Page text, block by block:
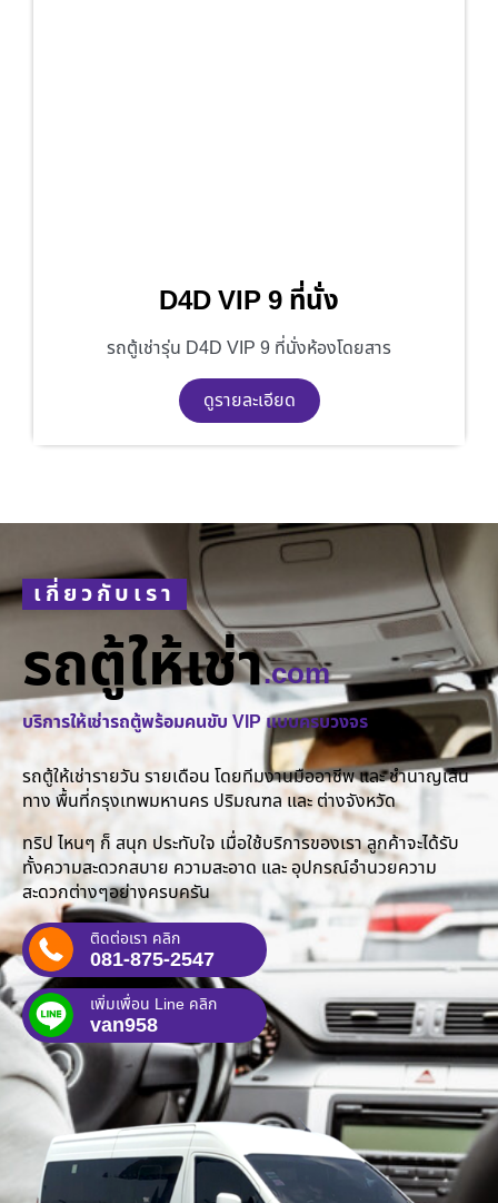
D4D VIP 9 ที่นั่ง
รถตู้เช่ารุ่น D4D VIP 9 ที่นั่งห้องโดยสาร
ดูรายละเอียด
เกี่ยวกับเรา
รถตู้ให้เช่า.com
บริการให้เช่ารถตู้พร้อมคนขับ VIP แบบครบวงจร
รถตู้ให้เช่ารายวัน รายเดือน โดยทีมงานมืออาชีพ และ ชำนาญเส้น
ทาง พื้นที่กรุงเทพมหานคร ปริมณฑล และ ต่างจังหวัด
ทริป ไหนๆ ก็ สนุก ประทับใจ เมื่อใช้บริการของเรา ลูกค้าจะได้รับ
ทั้งความสะดวกสบาย ความสะอาด และ อุปกรณ์อำนวยความ
สะดวกต่างๆอย่างครบครัน
ติดต่อเรา คลิก
081-875-2547
เพิ่มเพื่อน Line คลิก
van958